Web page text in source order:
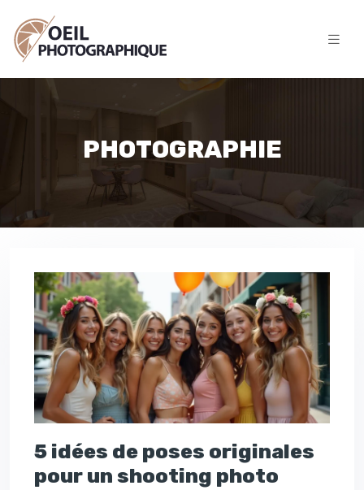
PHOTOGRAPHIE
5 idées de poses originales
pour un shooting photo